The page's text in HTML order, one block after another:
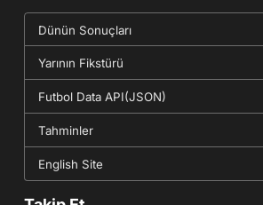
Dünün Sonuçları
Yarının Fikstürü
Futbol Data API(JSON)
Tahminler
English Site